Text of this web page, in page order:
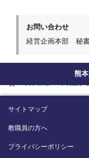
home
お問い合わせ
経営企画本部 秘
熊
サイトマップ
教職員の方へ
プライバシーポリシー